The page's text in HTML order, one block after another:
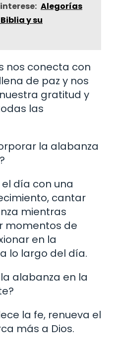
Alegorías
y su
nos conecta con
de paz y nos
gratitud y
las
la alabanza
día con una
cantar
mientras
momentos de
en la
lo largo del día.
alabanza en la
la fe, renueva el
más a Dios.